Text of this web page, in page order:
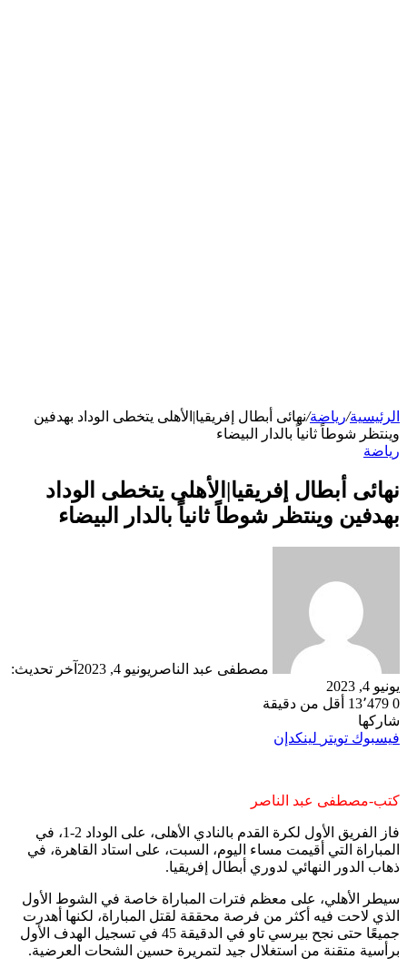
الرئيسية/رياضة/نهائى أبطال إفريقيا|الأهلى يتخطى الوداد بهدفين
وينتظر شوطاً ثانياً بالدار البيضاء
رياضة
نهائى أبطال إفريقيا|الأهلى يتخطى الوداد
بهدفين وينتظر شوطاً ثانياً بالدار البيضاء
مصطفى عبد الناصر يونيو 4, 2023
آخر تحديث:
يونيو 4, 2023
0
أقل من دقيقة
شاركها
فيسبوك تويتر لينكدإن
كتب-مصطفى عبد الناصر
فاز الفريق الأول لكرة القدم بالنادي الأهلى، على الوداد 2-1، في
المباراة التي أقيمت مساء اليوم، السبت، على استاد القاهرة، في
ذهاب الدور النهائي لدوري أبطال إفريقيا.
سيطر الأهلي، على معظم فترات المباراة خاصة في الشوط الأول
الذي لاحت فيه أكثر من فرصة محققة لقتل المباراة، لكنها أهدرت
جميعًا حتى نجح بيرسي تاو في الدقيقة 45 في تسجيل الهدف الأول
برأسية متقنة من استغلال جيد لتمريرة حسين الشحات العرضية.